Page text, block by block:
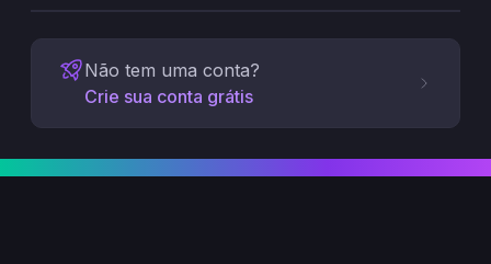
Não tem uma conta?
Crie sua conta grátis